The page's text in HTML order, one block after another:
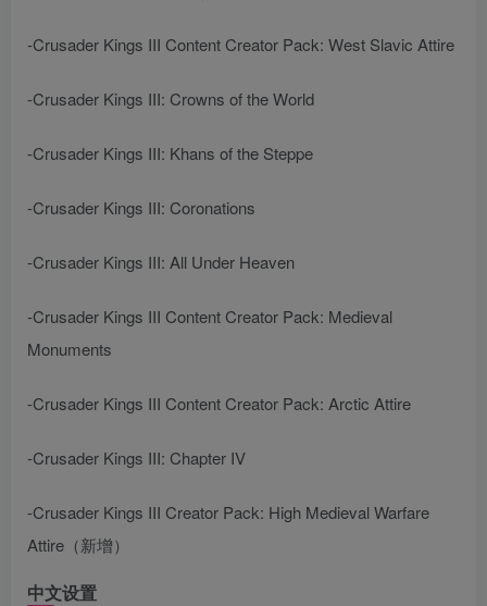
-Crusader Kings III Content Creator Pack: West Slavic Attire
-Crusader Kings III: Crowns of the World
-Crusader Kings III: Khans of the Steppe
-Crusader Kings III: Coronations
-Crusader Kings III: All Under Heaven
-Crusader Kings III Content Creator Pack: Medieval
Monuments
-Crusader Kings III Content Creator Pack: Arctic Attire
-Crusader Kings III: Chapter IV
-Crusader Kings III Creator Pack: High Medieval Warfare
Attire（新增）
中文设置